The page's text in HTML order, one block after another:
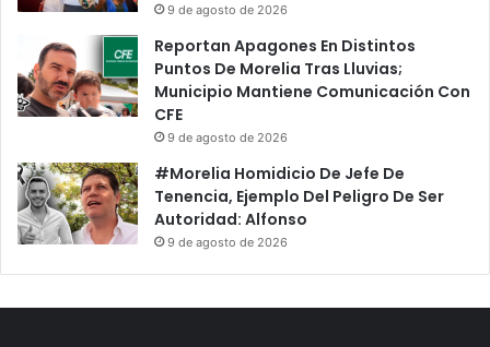
9 de agosto de 2026
Reportan Apagones En Distintos
Puntos De Morelia Tras Lluvias;
Municipio Mantiene Comunicación Con
CFE
9 de agosto de 2026
#Morelia Homidicio De Jefe De
Tenencia, Ejemplo Del Peligro De Ser
Autoridad: Alfonso
9 de agosto de 2026